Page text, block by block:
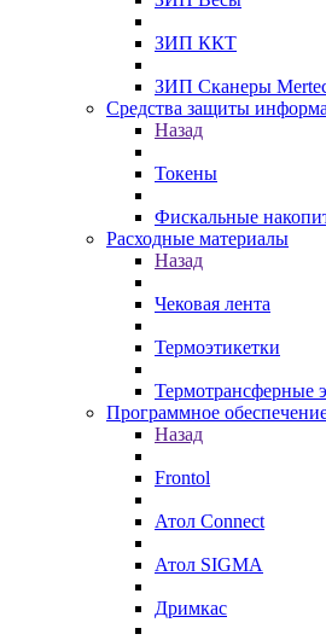
ЗИП ККТ
ЗИП Сканеры
Средства защиты
Назад
Токены
Фискальные
Расходные материалы
Назад
Чековая лента
Термоэтикетки
Термотрансферные
Программное
Назад
Frontol
Атол Connect
Атол SIGMA
Дримкас